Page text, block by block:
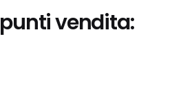
vendita: